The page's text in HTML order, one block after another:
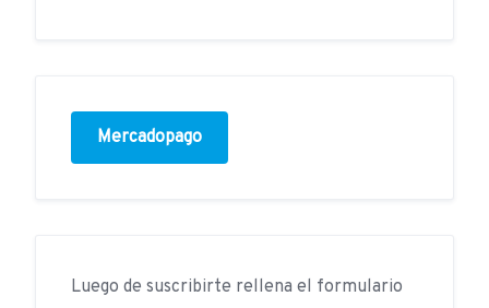
Mercadopago
Luego de suscribirte rellena el formulario